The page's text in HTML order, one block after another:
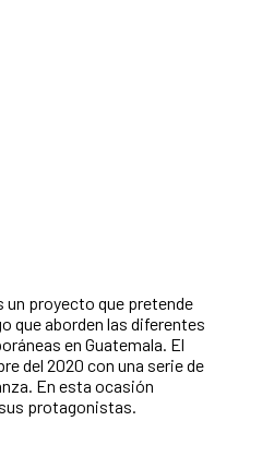
un proyecto que pretende
que aborden las diferentes
en Guatemala. El
del 2020 con una serie de
En esta ocasión
protagonistas.